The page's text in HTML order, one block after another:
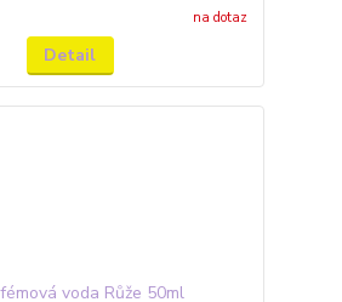
na dotaz
Detail